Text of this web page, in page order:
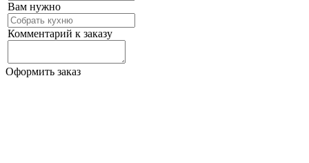
Вам нужно
Комментарий к заказу
Оформить заказ